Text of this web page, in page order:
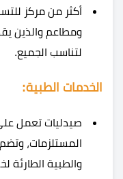
أكثر من مركز
ومطاعم والذين
لتناسب الجميع.
الخدمات الطبية:
صيدليات تعمل
المستلزمات،
والطبية الطارئة